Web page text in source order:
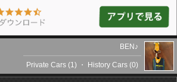
BEN♪
Private Cars (1) ・ History Cars (0)